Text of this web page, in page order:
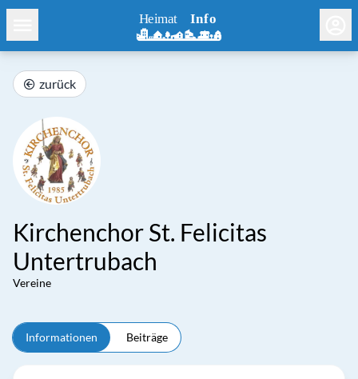
zurück
Kirchenchor St. Felicitas
Untertrubach
Vereine
Informationen Beiträge